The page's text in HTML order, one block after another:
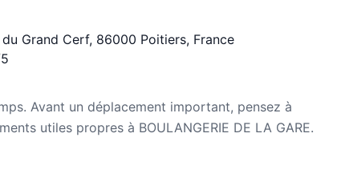
Grand Cerf, 86000 Poitiers, France
Avant un déplacement important, pensez à
utiles propres à BOULANGERIE DE LA GARE.